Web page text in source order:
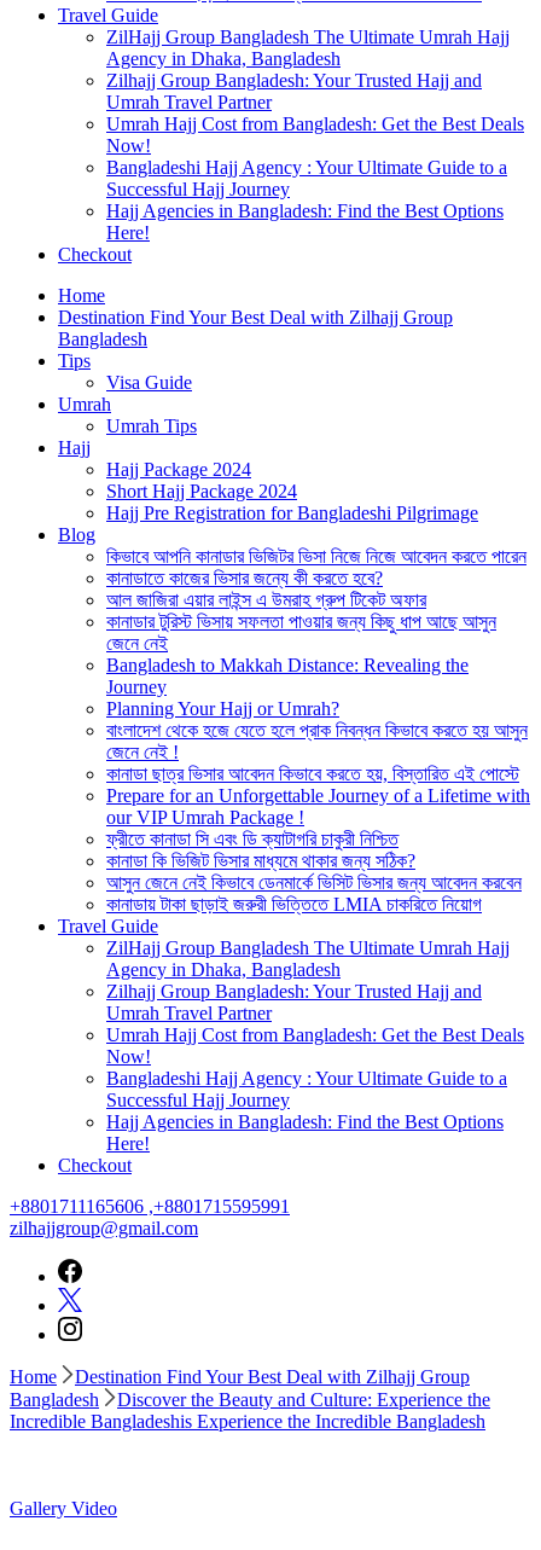
Travel Guide
ZilHajj Group Bangladesh The Ultimate Umrah Hajj
Agency in Dhaka, Bangladesh
Zilhajj Group Bangladesh: Your Trusted Hajj and
Umrah Travel Partner
Umrah Hajj Cost from Bangladesh: Get the Best Deals
Now!
Bangladeshi Hajj Agency : Your Ultimate Guide to a
Successful Hajj Journey
Hajj Agencies in Bangladesh: Find the Best Options
Here!
Checkout
Home
Destination Find Your Best Deal with Zilhajj Group
Bangladesh
Tips
Visa Guide
Umrah
Umrah Tips
Hajj
Hajj Package 2024
Short Hajj Package 2024
Hajj Pre Registration for Bangladeshi Pilgrimage
Blog
কিভাবে আপনি কানাডার ভিজিটর ভিসা নিজে নিজে আবেদন করতে পারেন
কানাডাতে কাজের ভিসার জন্যে কী করতে হবে?
আল জাজিরা এয়ার লাইন্স এ উমরাহ গ্রুপ টিকেট অফার
কানাডার টুরিস্ট ভিসায় সফলতা পাওয়ার জন্য কিছু ধাপ আছে আসুন
জেনে নেই
Bangladesh to Makkah Distance: Revealing the
Journey
Planning Your Hajj or Umrah?
বাংলাদেশ থেকে হজে যেতে হলে প্রাক নিবন্ধন কিভাবে করতে হয় আসুন
জেনে নেই !
কানাডা ছাত্র ভিসার আবেদন কিভাবে করতে হয়, বিস্তারিত এই পোস্টে
Prepare for an Unforgettable Journey of a Lifetime with
our VIP Umrah Package !
ফ্রীতে কানাডা সি এবং ডি ক্যাটাগরি চাকুরী নিশ্চিত
কানাডা কি ভিজিট ভিসার মাধ্যমে থাকার জন্য সঠিক?
আসুন জেনে নেই কিভাবে ডেনমার্কে ভিসিট ভিসার জন্য আবেদন করবেন
কানাডায় টাকা ছাড়াই জরুরী ভিত্তিতে LMIA চাকরিতে নিয়োগ
Travel Guide
ZilHajj Group Bangladesh The Ultimate Umrah Hajj
Agency in Dhaka, Bangladesh
Zilhajj Group Bangladesh: Your Trusted Hajj and
Umrah Travel Partner
Umrah Hajj Cost from Bangladesh: Get the Best Deals
Now!
Bangladeshi Hajj Agency : Your Ultimate Guide to a
Successful Hajj Journey
Hajj Agencies in Bangladesh: Find the Best Options
Here!
Checkout
+8801711165606 ,+8801715595991
zilhajjgroup@gmail.com
Home
Destination Find Your Best Deal with Zilhajj Group
Bangladesh
Discover the Beauty and Culture: Experience the
Incredible Bangladeshis Experience the Incredible Bangladesh
Gallery Video